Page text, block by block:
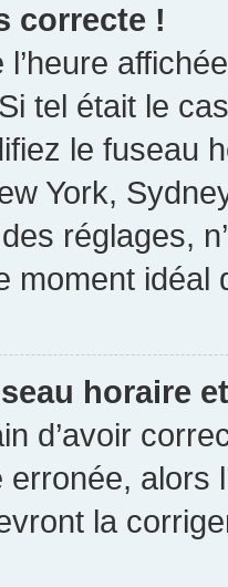
correcte !
tel était le
le fuseau
York,
réglages,
moment idéal
horaire
d’avoir
erronée, alors
la